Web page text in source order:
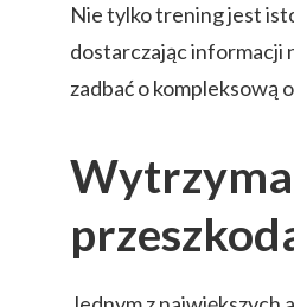
Nie tylko trening jest
dostarczając informacji
zadbać o kompleksową